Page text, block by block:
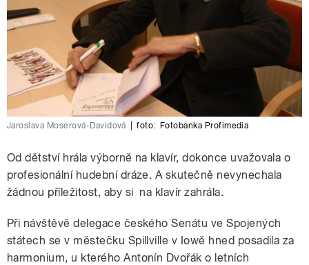
Jaroslava Moserová-Davidová foto: Fotobanka Profimedia
Od dětství hrála výborně na klavír, dokonce uvažovala o
profesionální hudební dráze. A skutečně nevynechala
žádnou příležitost, aby si na klavír zahrála.
Při návštěvě delegace českého Senátu ve Spojených
státech se v městečku Spillville v Iowě hned posadila za
harmonium, u kterého Antonín Dvořák o letních